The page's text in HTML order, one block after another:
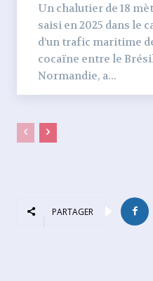
Un chalutier de 18
saisi en 2025 dans le
d’un trafic maritime
cocaïne entre le
Normandie, a...
PARTAGER